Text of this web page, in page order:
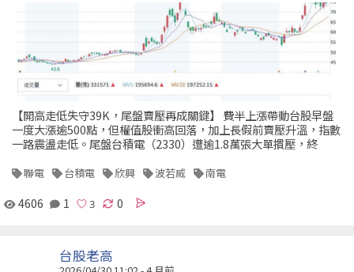
【開高走低失守39K，尾盤賣壓再成關鍵】 費半上漲帶動台股早盤
一度大漲逾500點，但權值股衝高回落，加上長假前賣壓升溫，指數
一路震盪走低。尾盤台積電（2330）遭逾1.8萬張大單摜壓，終
聯電 台積電 欣興 波若威 南電
4606 1 0
台股老高